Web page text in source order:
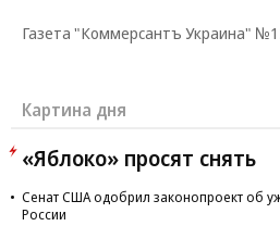
Газета "Коммерсантъ Украина"
Картина дня
«Яблоко» просят снять
Сенат США одобрил законопроект об
России